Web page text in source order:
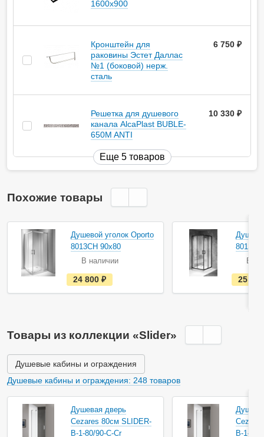
1600x900
Кронштейн для
раковины Эстет Даллас
№1 (боковой) нерж.
сталь
6 750
Решетка для душевого
канала AlcaPlast BUBLE-
650M ANTI
10 330
Еще 5 товаров
Похожие товары
Душевой уголок Oporto
8013CH 90x80
В наличии
е
с
т
л
и
24 800
8013B
В
25
Товары из коллекции «Slider»
Душевые кабины и ограждения
Душевые кабины и ограждения: 248 товаров
Душевая дверь
Cezares 80см SLIDER-
B-1-80/90-C-Cr
B-1-90/